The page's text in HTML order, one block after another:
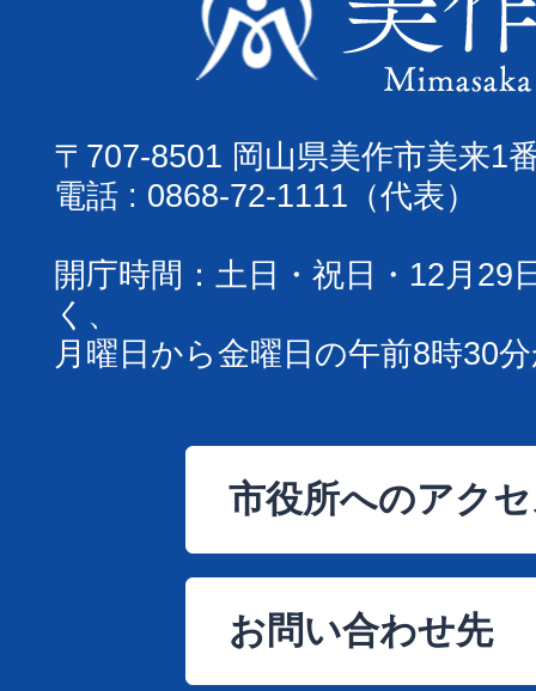
〒707-8501 岡山県美作市美来1
電話 : 0868-72-1111（代表）
開庁時間：土日・祝日・12月29
く、
月曜日から金曜日の午前8時30
市役所へのアク
お問い合わせ先